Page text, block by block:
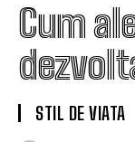
Cum
STIL DE VIATA